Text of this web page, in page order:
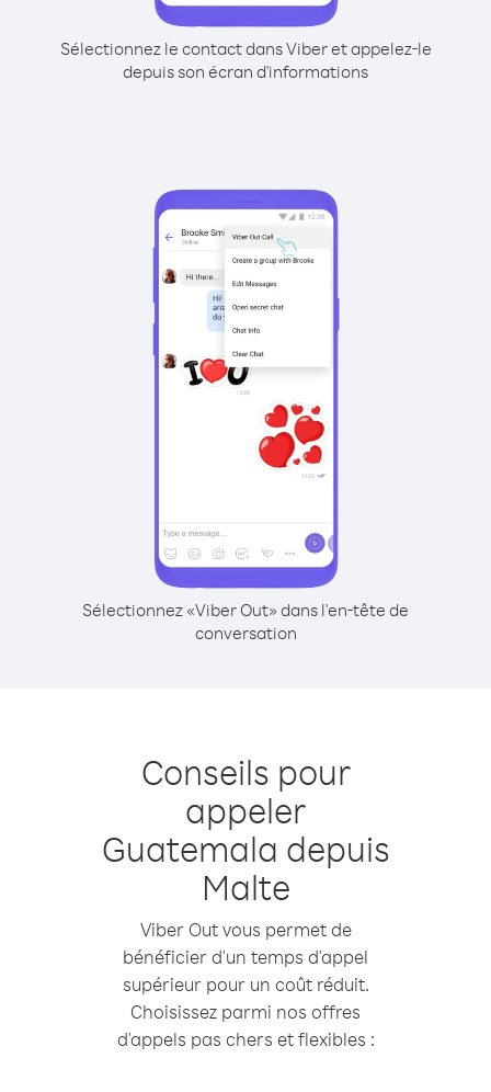
Sélectionnez le contact dans Viber et appelez-le
depuis son écran d'informations
Sélectionnez «Viber Out» dans l'en-tête de
conversation
Conseils pour
appeler
Guatemala depuis
Malte
Viber Out vous permet de
bénéficier d'un temps d'appel
supérieur pour un coût réduit.
Choisissez parmi nos offres
d'appels pas chers et flexibles :